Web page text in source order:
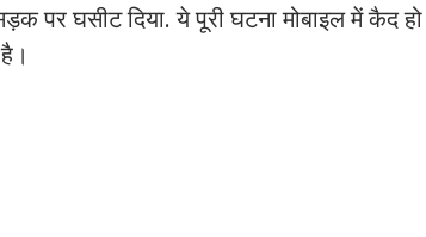
पर घसीट दिया. ये पूरी घटना मोबाइल में कैद हो